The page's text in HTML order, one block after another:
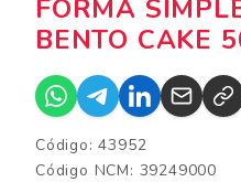
FORMA
BENTO CAKE
Código: 43952
Código NCM: 39249000